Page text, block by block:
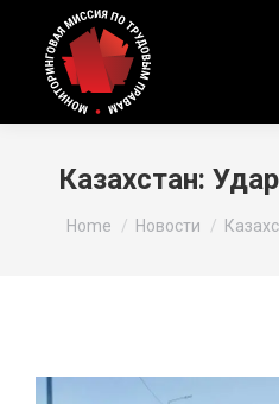
Казахстан:
You are here:
Home Новости